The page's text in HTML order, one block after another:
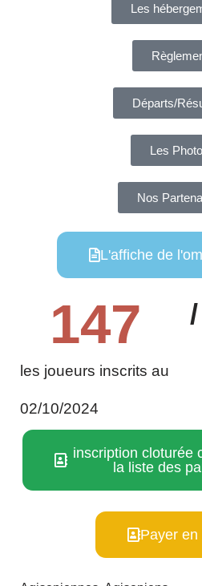
Les
Départs/
Les
Nos
L'affiche de
les joueurs inscrits au
02/10/2024
147 /
inscription cloturée
la liste des
Payer en